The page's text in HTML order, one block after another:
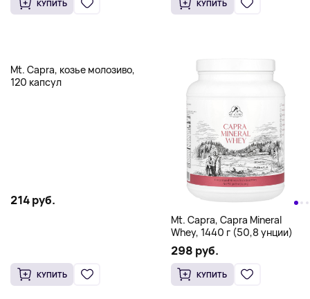
КУПИТЬ КУПИТЬ
Mt. Capra, козье молозиво,
120 капсул
214 руб.
КУПИТЬ
Mt. Capra, Capra Mineral
Whey, 1440 г (50,8 унции)
298 руб.
КУПИТЬ